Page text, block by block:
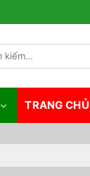
TRANG CHỦ